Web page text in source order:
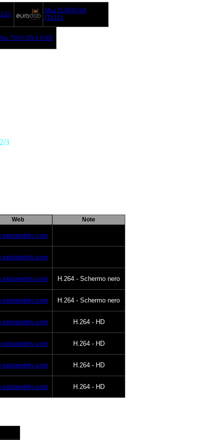
Mux EURODAB
ITALIA
TOSCANA DAB
3
Web Note
H.264 - Schermo nero
H.264 - Schermo nero
H.264 - HD
H.264 - HD
H.264 - HD
H.264 - HD